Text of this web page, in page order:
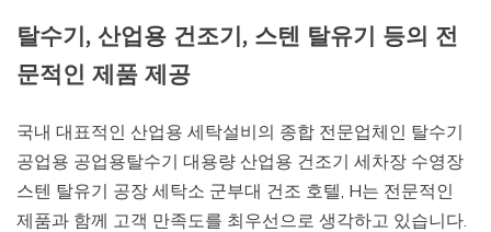
탈수기, 산업용 건조기, 스텐 탈유기 등의 전
문적인 제품 제공
국내 대표적인 산업용 세탁설비의 종합 전문업체인 탈수기
공업용 공업용탈수기 대용량 산업용 건조기 세차장 수영장
스텐 탈유기 공장 세탁소 군부대 건조 호텔, H는 전문적인
제품과 함께 고객 만족도를 최우선으로 생각하고 있습니다.